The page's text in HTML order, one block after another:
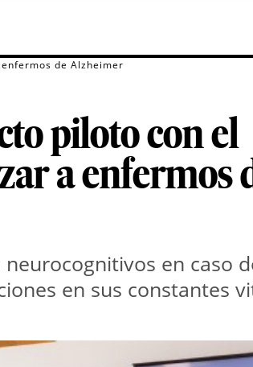
de Alzheimer
piloto con el
a enfermos
en caso
en sus constantes